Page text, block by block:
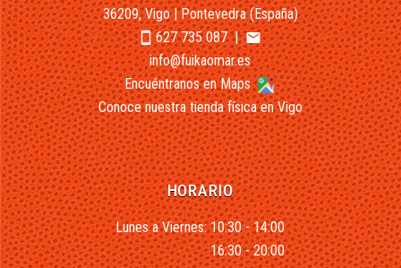
36209, Vigo | Pontevedra (España)
smartphone627 735 087|email
info@fuikaomar.es
Encuéntranos en Maps
Conoce nuestra tienda física en Vigo
HORARIO
Lunes a Viernes: 10:30 - 14:00
16:30 - 20:00